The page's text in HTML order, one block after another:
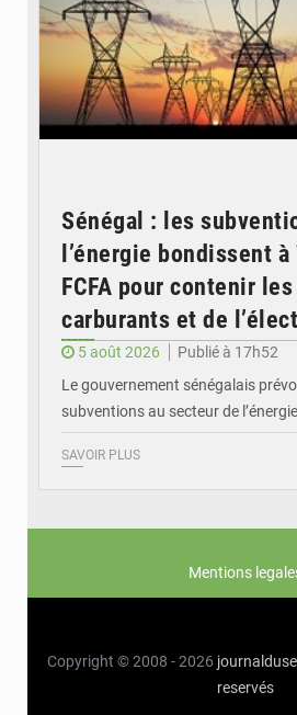
Sénégal : les
l’énergie bondissent
FCFA pour contenir
carburants et de
5 août 2026
Publié à 17h52
Le gouvernement sénégalais
subventions au secteur de
SAVOIR PLUS
Mentions
Copyright © 2008 - 2026
reservés